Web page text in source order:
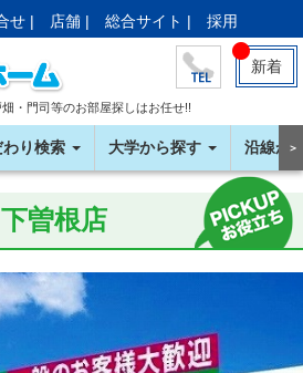
せ | 店舗 | 総合サイト | 採用
新着
・門司等のお部屋探しはお任せ!!
わり検索 大学から探す 沿線か＞
曽根店